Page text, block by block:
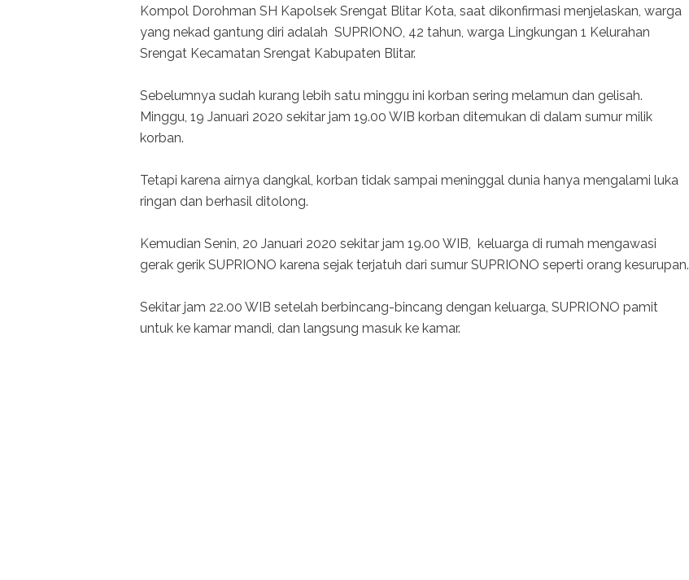
Kompol Dorohman SH Kapolsek Srengat Blitar Kota, saat dikonfirmasi menjelaskan, warga
yang nekad gantung diri adalah SUPRIONO, 42 tahun, warga Lingkungan 1 Kelurahan
Srengat Kecamatan Srengat Kabupaten Blitar.
Sebelumnya sudah kurang lebih satu minggu ini korban sering melamun dan gelisah.
Minggu, 19 Januari 2020 sekitar jam 19.00 WIB korban ditemukan di dalam sumur milik
korban.
Tetapi karena airnya dangkal, korban tidak sampai meninggal dunia hanya mengalami luka
ringan dan berhasil ditolong.
Kemudian Senin, 20 Januari 2020 sekitar jam 19.00 WIB, keluarga di rumah mengawasi
gerak gerik SUPRIONO karena sejak terjatuh dari sumur SUPRIONO seperti orang kesurupan.
Sekitar jam 22.00 WIB setelah berbincang-bincang dengan keluarga, SUPRIONO pamit
untuk ke kamar mandi, dan langsung masuk ke kamar.